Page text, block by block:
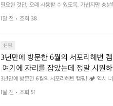
나보세요.
필요한 것만, 오래 사용할 수 있도록. 가볍지만 충
1달 전 조회 38
캠핑
3년만에 방문한 6월의 서포리해변
여기에 자리를 잡았는데 정말 시원
좋고 1박 2일은 넘 짧게 느껴지네요
음식물.쓰레기봉투를 1개씩 나누어
항구에서부터 해변까지 버스도 다
3년만에 방문한 6월의 서포리해변 캠핑! 🏕 역시
고 경치도 좋네요  서해치고 물도 맑은편, 아이들
관리) .수금하면서 음식물.쓰레기봉투를 1개씩 나
1달 전 조회 51